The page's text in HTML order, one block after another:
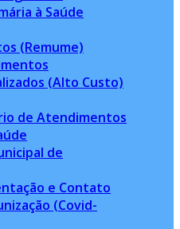
à Saúde
(Remume)
(Alto Custo)
de Atendimentos
de
e Contato
(Covid-